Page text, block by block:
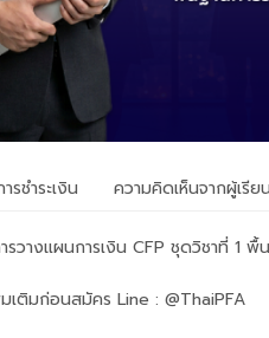
รชำระเงิน ความคิดเห็นจากผู้เรียน
วางแผนการเงิน CFP ชุดวิชาที่ 1 พื้
เติมก่อนสมัคร Line : @ThaiPFA